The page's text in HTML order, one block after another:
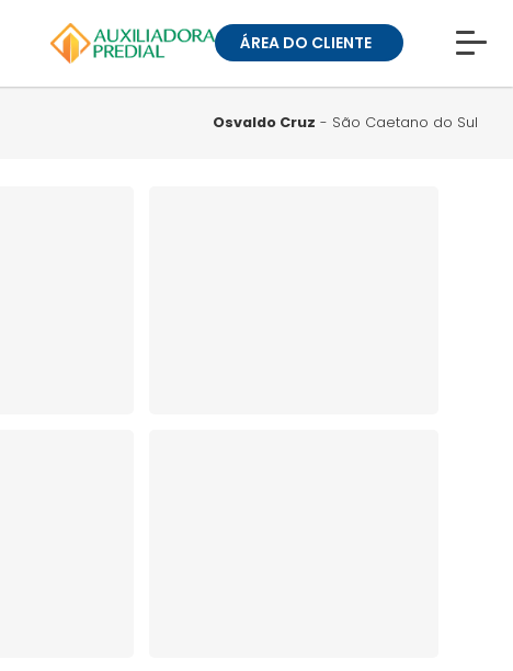
ÁREA DO CLIENTE
CONHEÇA A MUCK
BLOG
TRABALHE CONOSCO
Osvaldo Cruz - São Caetano do Sul